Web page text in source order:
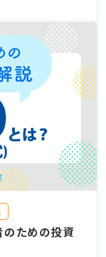
のための投資